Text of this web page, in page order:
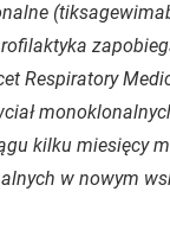
Respiratory
kilku miesięcy
w nowym